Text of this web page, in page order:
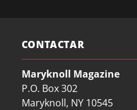
CONTACTAR
Maryknoll Magazine
P.O. Box 302
Maryknoll, NY 10545